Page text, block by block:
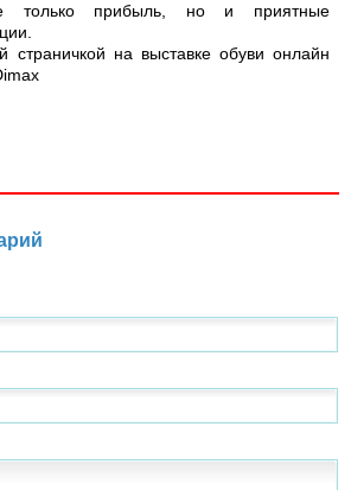
только прибыль, но и приятные
на выставке обуви онлайн